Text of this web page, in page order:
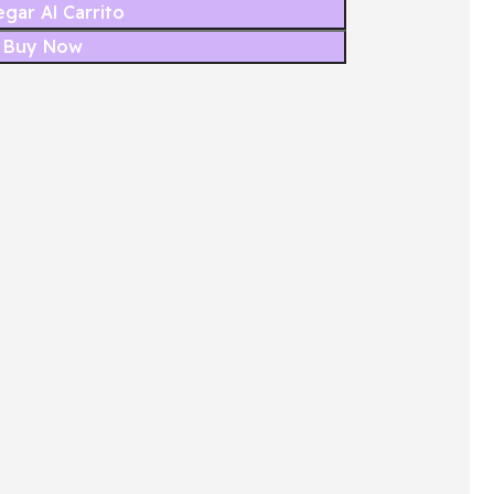
Al Carrito
Buy Now